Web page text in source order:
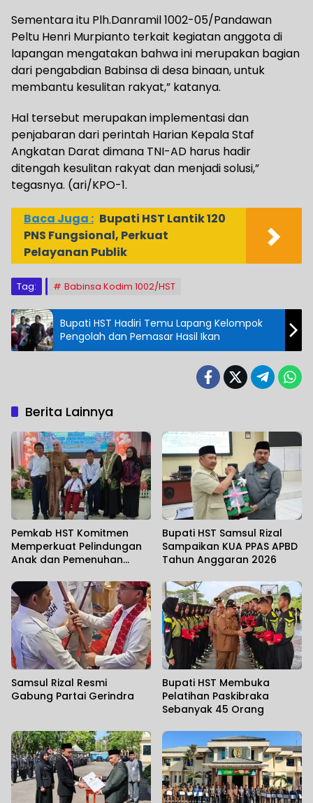
Sementara itu Plh.Danramil 1002-05/Pandawan
Peltu Henri Murpianto terkait kegiatan anggota di
lapangan mengatakan bahwa ini merupakan bagian
dari pengabdian Babinsa di desa binaan, untuk
membantu kesulitan rakyat,” katanya.
Hal tersebut merupakan implementasi dan
penjabaran dari perintah Harian Kepala Staf
Angkatan Darat dimana TNI-AD harus hadir
ditengah kesulitan rakyat dan menjadi solusi,”
tegasnya. (ari/KPO-1.
Baca Juga : Bupati HST Lantik 120
PNS Fungsional, Perkuat
Pelayanan Publik
Tag: Babinsa Kodim 1002/HST
Bupati HST Hadiri Temu Lapang Kelompok
Pengolah dan Pemasar Hasil Ikan
Berita Lainnya
Pemkab HST Komitmen
Memperkuat Pelindungan
Anak dan Pemenuhan
Bupati HST Samsul Rizal
Sampaikan KUA PPAS APBD
Tahun Anggaran 2026
Samsul Rizal Resmi
Gabung Partai Gerindra
Bupati HST Membuka
Pelatihan Paskibraka
Sebanyak 45 Orang